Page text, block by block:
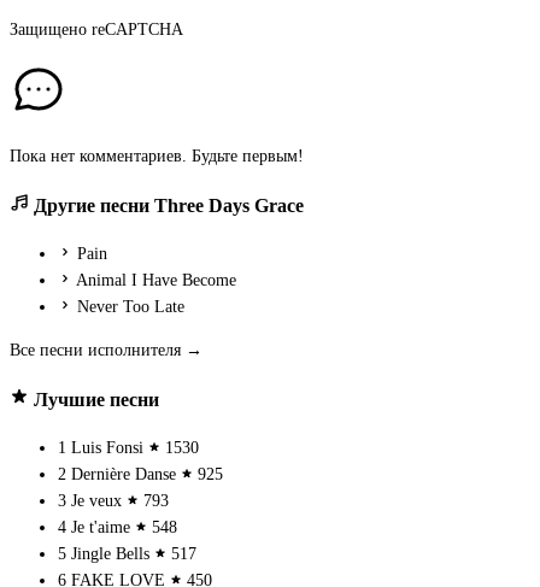
Защищено reCAPTCHA
Пока нет комментариев. Будьте первым!
Другие песни Three Days Grace
Pain
Animal I Have Become
Never Too Late
Все песни исполнителя →
Лучшие песни
1 Luis Fonsi
1530
2 Dernière Danse
925
3 Je veux
793
4 Je t'aime
548
5 Jingle Bells
517
6 FAKE LOVE
450